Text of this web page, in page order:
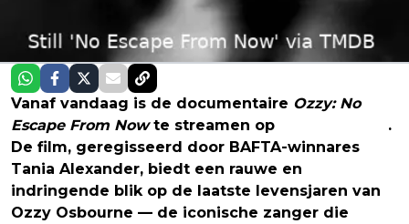
Vanaf vandaag is de documentaire Ozzy: No
Escape From Nowte streamen op
.
De film, geregisseerd door BAFTA-winnares
Tania Alexander, biedt een rauwe en
indringende blik op de laatste levensjaren van
Ozzy Osbourne — de iconische zanger die